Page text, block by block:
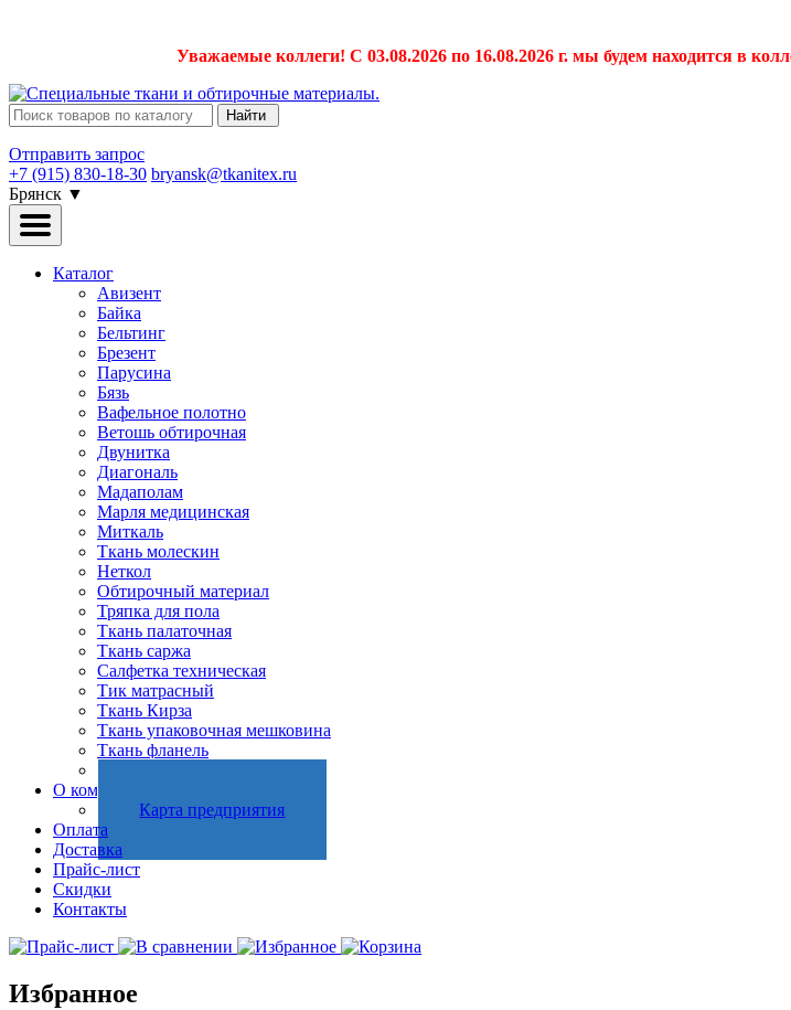
Уважаемые коллеги! С 03.08.2026 по 16.08.2026 г. мы будем находится в
Найти
Отправить запрос
+7 (915) 830-18-30 bryansk@tkanitex.ru
Брянск ▼
Каталог
Авизент
Байка
Бельтинг
Брезент
Парусина
Бязь
Вафельное полотно
Ветошь обтирочная
Двунитка
Диагональ
Мадаполам
Марля медицинская
Миткаль
Ткань молескин
Неткол
Обтирочный материал
Тряпка для пола
Ткань палаточная
Ткань саржа
Салфетка техническая
Тик матрасный
Ткань Кирза
Ткань упаковочная мешковина
Ткань фланель
О компании
Карта предприятия
Оплата
Доставка
Прайс-лист
Скидки
Контакты
Избранное